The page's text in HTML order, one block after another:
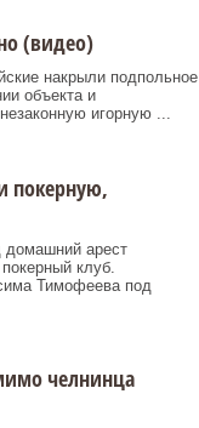
(видео)
накрыли подпольное
объекта и
игорную ...
покерную,
домашний арест
клуб.
Тимофеева под
челнинца